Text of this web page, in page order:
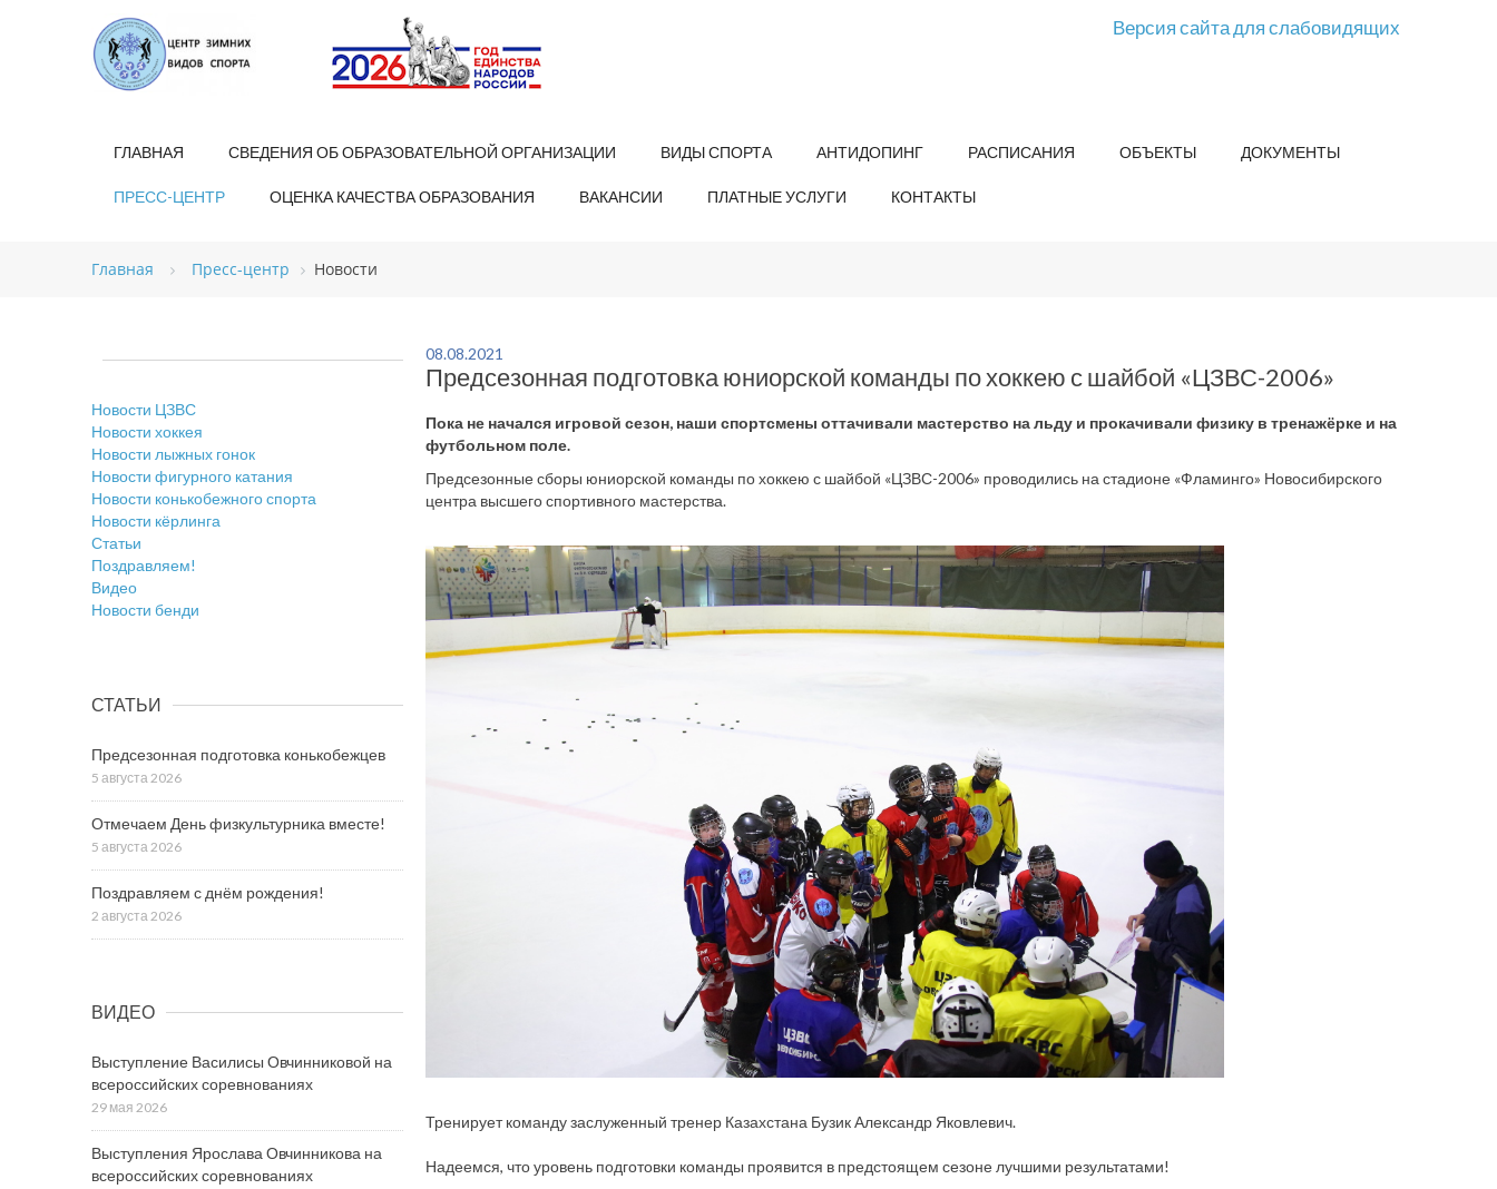
Версия сайта для слабовидящих
ГЛАВНАЯ СВЕДЕНИЯ ОБ ОБРАЗОВАТЕЛЬНОЙ ОРГАНИЗАЦИИ ВИДЫ СПОРТА АНТИДОПИНГ РАСПИСАНИЯ ОБЪЕКТЫ ДОКУМЕНТЫ
ПРЕСС-ЦЕНТР ОЦЕНКА КАЧЕСТВА ОБРАЗОВАНИЯ ВАКАНСИИ ПЛАТНЫЕ УСЛУГИ КОНТАКТЫ
Главная Пресс-центр Новости
08.08.2021
Предсезонная подготовка юниорской команды по хоккею с шайбой «ЦЗВС-2006»
Пока не начался игровой сезон, наши спортсмены оттачивали мастерство на льду и прокачивали физику в тренажёрке и на
футбольном поле.
Предсезонные сборы юниорской команды по хоккею с шайбой «ЦЗВС-2006» проводились на стадионе «Фламинго» Новосибирского
центра высшего спортивного мастерства.
Тренирует команду заслуженный тренер Казахстана Бузик Александр Яковлевич.
Надеемся, что уровень подготовки команды проявится в предстоящем сезоне лучшими результатами!
Новости ЦЗВС
Новости хоккея
Новости лыжных гонок
Новости фигурного катания
Новости конькобежного спорта
Новости кёрлинга
Статьи
Поздравляем!
Видео
Новости бенди
СТАТЬИ
Предсезонная подготовка конькобежцев
5 августа 2026
Отмечаем День физкультурника вместе!
5 августа 2026
Поздравляем с днём рождения!
2 августа 2026
ВИДЕО
Выступление Василисы Овчинниковой на
всероссийских соревнованиях
29 мая 2026
Выступления Ярослава Овчинникова на
всероссийских соревнованиях